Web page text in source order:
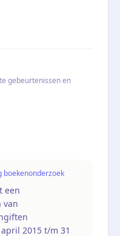
gebeurtenissen en
boekenonderzoek
een
van
2015 t/m 31